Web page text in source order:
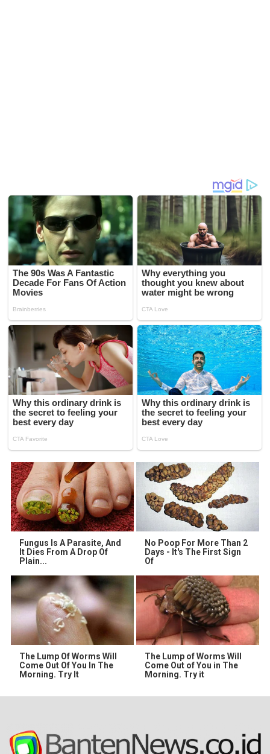
Fungus Is A Parasite, And
It Dies From A Drop Of
Plain...
No Poop For More Than 2
Days - It's The First Sign
Of
The Lump Of Worms Will
Come Out Of You In The
Morning. Try It
The Lump of Worms Will
Come Out of You in The
Morning. Try it